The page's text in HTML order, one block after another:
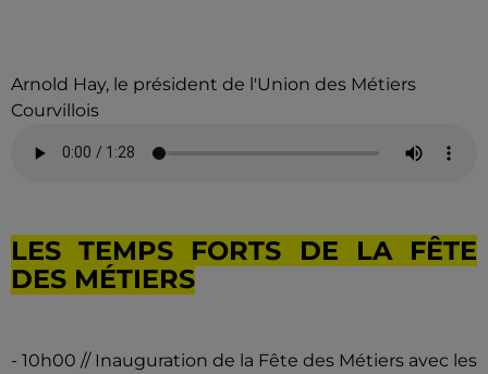
Arnold Hay, le président de l'Union des Métiers
Courvillois
LES TEMPS FORTS DE LA FÊTE
DES MÉTIERS
- 10h00 // Inauguration de la Fête des Métiers avec les